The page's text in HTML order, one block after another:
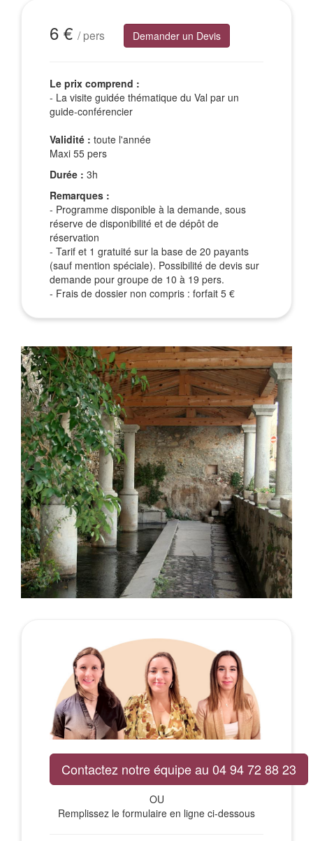
6 € / pers Demander un Devis
Le prix comprend :
- La visite guidée thématique du Val par un
guide-conférencier
Validité : toute l'année
Maxi 55 pers
Durée : 3h
Remarques :
- Programme disponible à la demande, sous
réserve de disponibilité et de dépôt de
réservation
- Tarif et 1 gratuité sur la base de 20 payants
(sauf mention spéciale). Possibilité de devis sur
demande pour groupe de 10 à 19 pers.
- Frais de dossier non compris : forfait 5 €
Contactez notre équipe au 04 94 72 88 23
OU
Remplissez le formulaire en ligne ci-dessous